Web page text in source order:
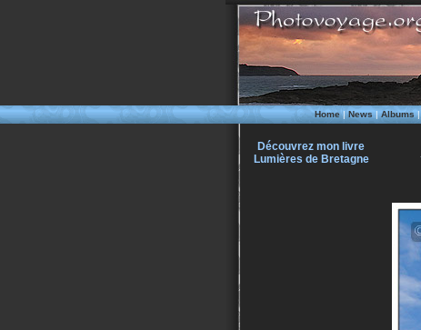
Home|News| Albums|
Découvrez mon livre
Lumières de Bretagne